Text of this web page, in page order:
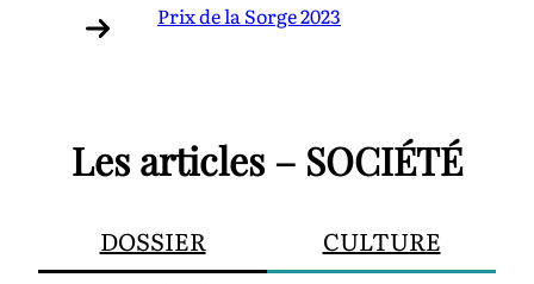
Prix de la Sorge 2023
Les articles – SOCIÉTÉ
DOSSIER
CULTURE